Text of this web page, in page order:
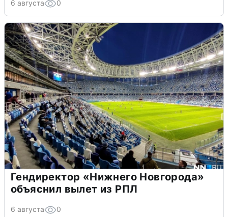
6 августа 0
Гендиректор «Нижнего Новгорода»
объяснил вылет из РПЛ
6 августа 0